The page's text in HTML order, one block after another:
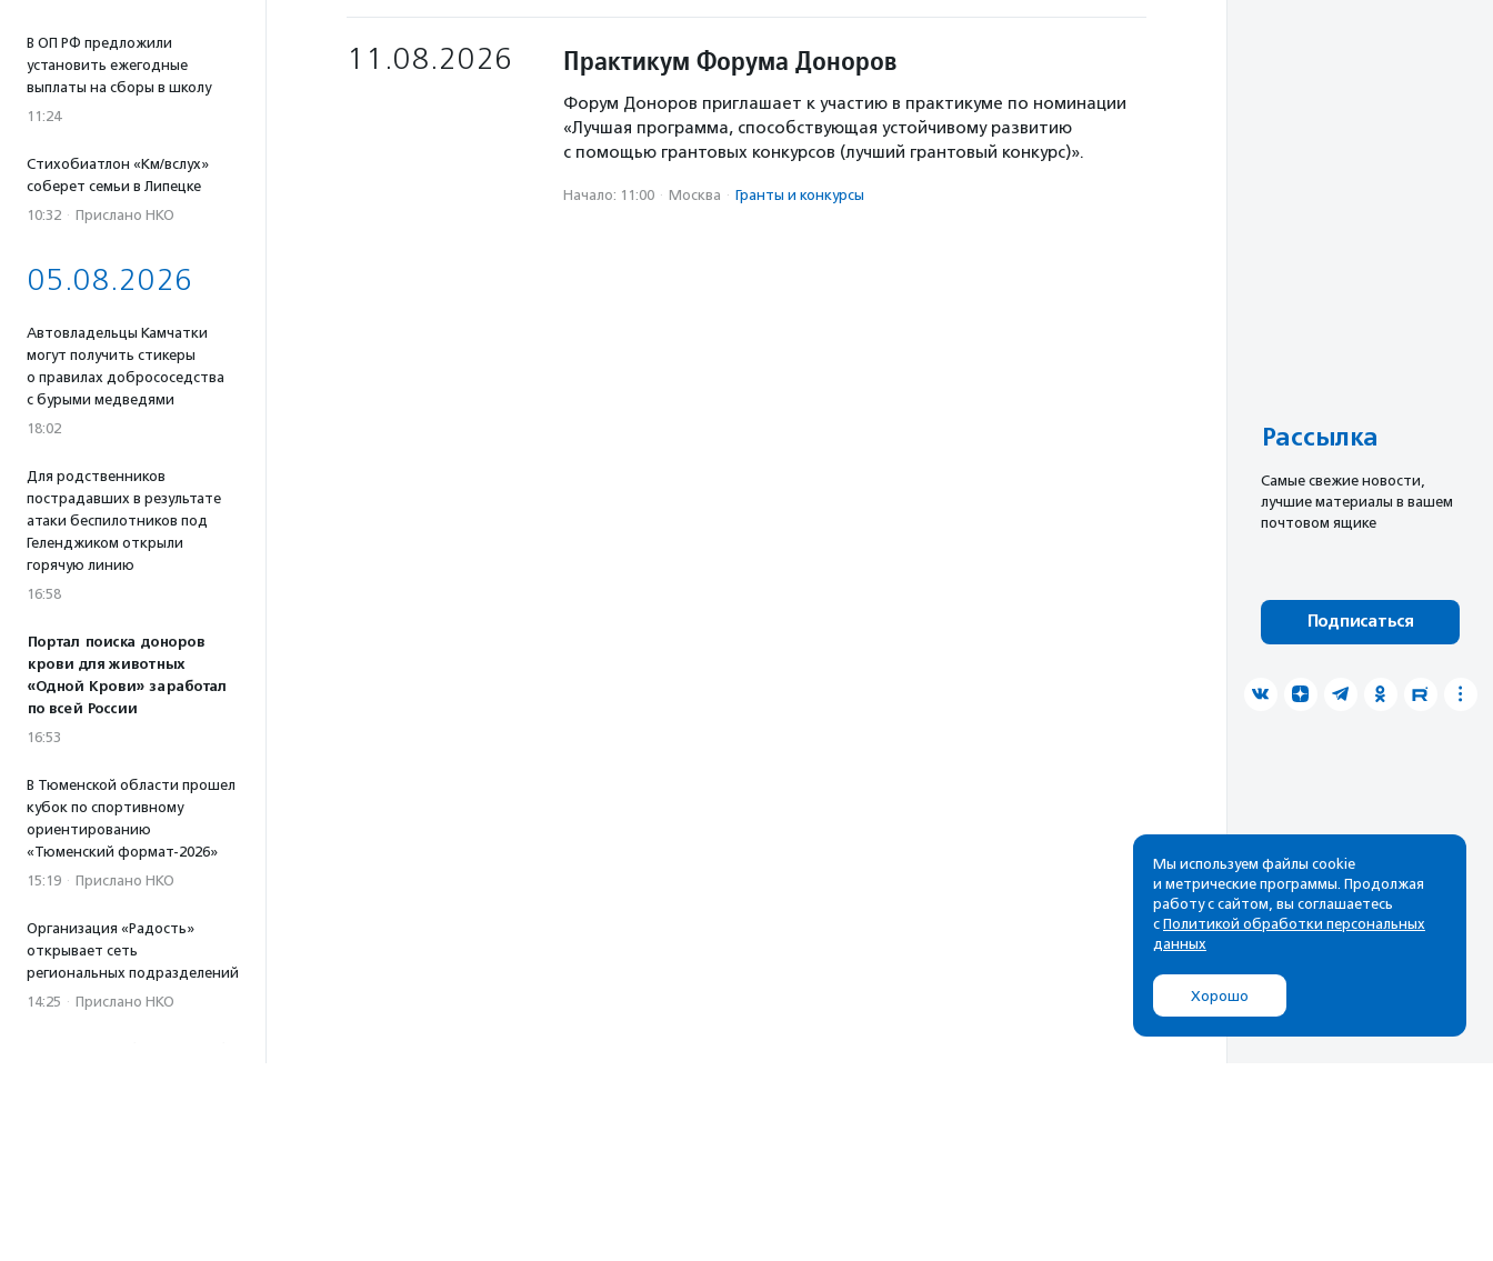
В ОП РФ предложили
установить ежегодные
выплаты на сборы в школу
11:24
Стихобиатлон «Км/вслух»
соберет семьи в Липецке
10:32 · Прислано НКО
05.08.2026
Автовладельцы Камчатки
могут получить стикеры
о правилах добрососедства
с бурыми медведями
18:02
Для родственников
пострадавших в результате
атаки беспилотников под
Геленджиком открыли
горячую линию
16:58
Портал поиска доноров
крови для животных
«Одной Крови» заработал
по всей России
16:53
В Тюменской области прошел
кубок по спортивному
ориентированию
«Тюменский формат-2026»
15:19 · Прислано НКО
Организация «Радость»
открывает сеть
региональных подразделений
14:25 · Прислано НКО
11.08.2026 Практикум Форума Доноров
Форум Доноров приглашает к участию в практикуме по номинации
«Лучшая программа, способствующая устойчивому развитию
с помощью грантовых конкурсов (лучший грантовый конкурс)».
Начало: 11:00 · Москва · Гранты и конкурсы
Рассылка
Cамые свежие новости,
лучшие материалы в вашем
почтовом ящике
Подписаться
Мы используем файлы cookie
и метрические программы. Продолжая
работу с сайтом, вы соглашаетесь
с Политикой обработки персональных
данных
Хорошо